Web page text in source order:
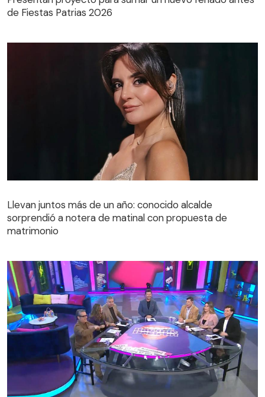
de Fiestas Patrias 2026
Llevan juntos más de un año: conocido alcalde
sorprendió a notera de matinal con propuesta de
matrimonio